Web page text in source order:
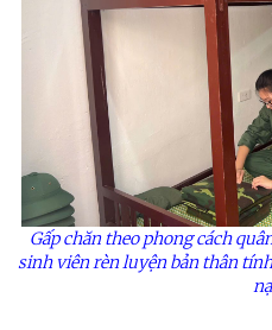
Gấp chăn theo phong cách
sinh viên rèn luyện bản thân